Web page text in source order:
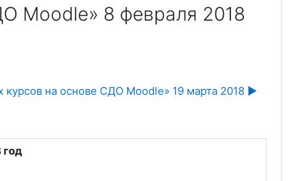
Moodle» 8 февраля 2018
на основе СДО Moodle» 19 марта 2018 ▶︎
год